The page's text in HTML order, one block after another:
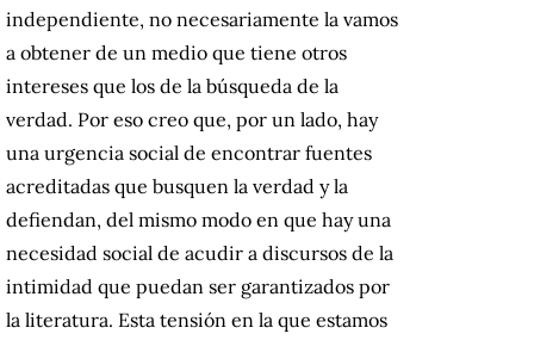
independiente, no necesariamente la vamos
a obtener de un medio que tiene otros
intereses que los de la búsqueda de la
verdad. Por eso creo que, por un lado, hay
una urgencia social de encontrar fuentes
acreditadas que busquen la verdad y la
defiendan, del mismo modo en que hay una
necesidad social de acudir a discursos de la
intimidad que puedan ser garantizados por
la literatura. Esta tensión en la que estamos